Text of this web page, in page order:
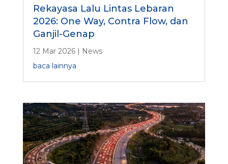
Rekayasa Lalu Lintas Lebaran
2026: One Way, Contra Flow, dan
Ganjil-Genap
12 Mar 2026| News
baca lainnya